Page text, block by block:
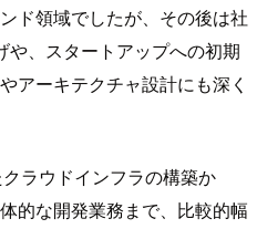
ド領域でしたが、その後は社
や、スタートアップへの初期
アーキテクチャ設計にも深く
ラウドインフラの構築か
的な開発業務まで、比較的幅